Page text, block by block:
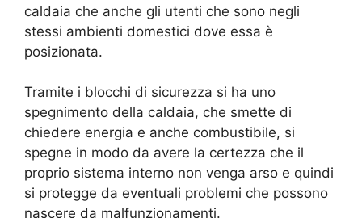
caldaia che anche gli utenti che sono negli
stessi ambienti domestici dove essa è
posizionata.
Tramite i blocchi di sicurezza si ha uno
spegnimento della caldaia, che smette di
chiedere energia e anche combustibile, si
spegne in modo da avere la certezza che il
proprio sistema interno non venga arso e quindi
si protegge da eventuali problemi che possono
nascere da malfunzionamenti.